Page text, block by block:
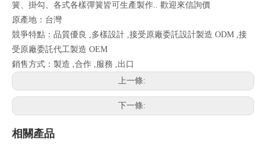
簧、掛勾、各式各樣彈簧皆可生產製作.. 歡迎來信詢價
原產地：台灣
競爭特點：品質優良 ,多樣設計 ,接受原廠委託設計製造 ODM ,接
受原廠委託代工製造 OEM
銷售方式：製造 ,合作 ,服務 ,出口
上一條:
下一條:
相關產品